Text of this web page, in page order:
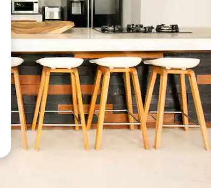
se strelicama prema gore i prema dolje, kao i dodirom ili